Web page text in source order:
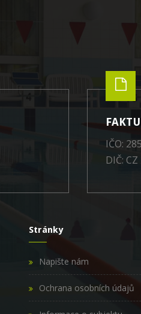
IČO:
DIČ:
Stránky
Napište nám
Ochrana osobních údajů